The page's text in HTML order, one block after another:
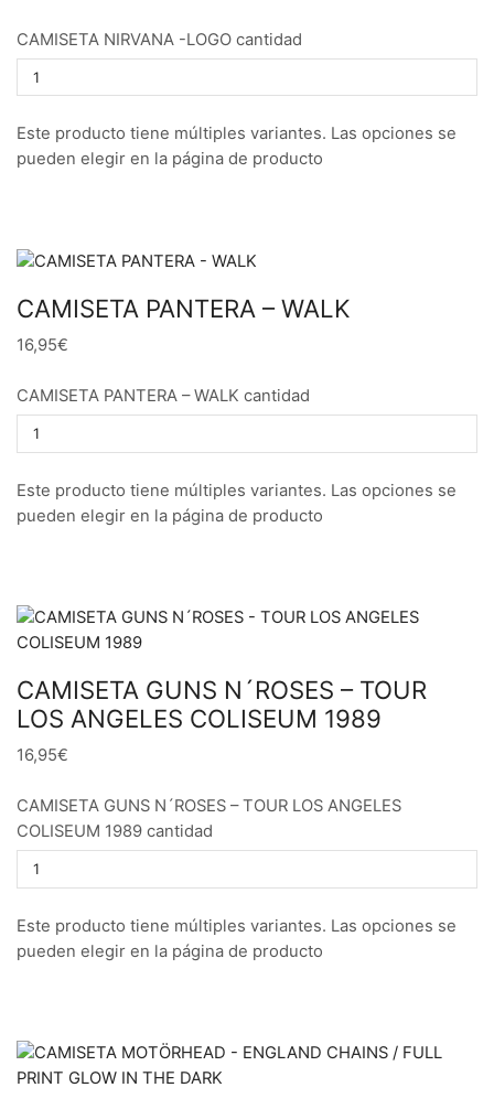
CAMISETA NIRVANA -LOGO cantidad
Este producto tiene múltiples variantes. Las opciones se
pueden elegir en la página de producto
CAMISETA PANTERA – WALK
16,95€
CAMISETA PANTERA – WALK cantidad
Este producto tiene múltiples variantes. Las opciones se
pueden elegir en la página de producto
CAMISETA GUNS N´ROSES – TOUR
LOS ANGELES COLISEUM 1989
16,95€
CAMISETA GUNS N´ROSES – TOUR LOS ANGELES
COLISEUM 1989 cantidad
Este producto tiene múltiples variantes. Las opciones se
pueden elegir en la página de producto